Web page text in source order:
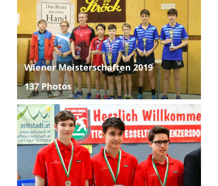
Wiener Meisterschaften 2019
137 Photos